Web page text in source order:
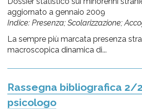
aggiornato a gennaio 2009
Indice: Presenza; Scolarizzazione;
La sempre più marcata presenza
macroscopica dinamica di...
Rassegna bibliografica 2/
psicologo